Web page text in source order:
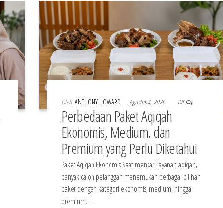
Oleh ANTHONY HOWARD Agustus 4, 2026 Off
Perbedaan Paket Aqiqah
Ekonomis, Medium, dan
Premium yang Perlu Diketahui
Paket Aqiqah Ekonomis Saat mencari layanan aqiqah,
banyak calon pelanggan menemukan berbagai pilihan
paket dengan kategori ekonomis, medium, hingga
premium.…